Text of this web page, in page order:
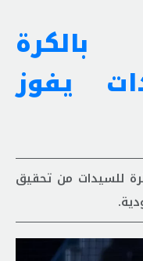
بالكرة
يفوز
للسيدات من تحقيق